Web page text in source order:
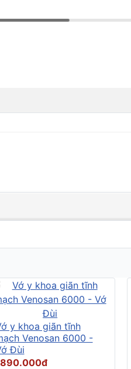
y khoa giãn tĩnh
Venosan 6000 -
Đùi
890.000đ